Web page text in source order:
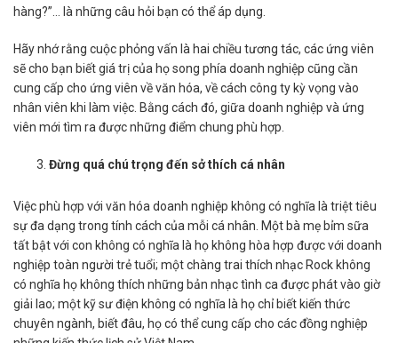
hàng?”… là những câu hỏi bạn có thể áp dụng.
Hãy nhớ rằng cuộc phỏng vấn là hai chiều tương tác, các ứng viên
sẽ cho bạn biết giá trị của họ song phía doanh nghiệp cũng cần
cung cấp cho ứng viên về văn hóa, về cách công ty kỳ vọng vào
nhân viên khi làm việc. Bằng cách đó, giữa doanh nghiệp và ứng
viên mới tìm ra được những điểm chung phù hợp.
Đừng quá chú trọng đến sở thích cá nhân
Việc phù hợp với văn hóa doanh nghiệp không có nghĩa là triệt tiêu
sự đa dạng trong tính cách của mỗi cá nhân. Một bà mẹ bỉm sữa
tất bật với con không có nghĩa là họ không hòa hợp được với doanh
nghiệp toàn người trẻ tuổi; một chàng trai thích nhạc Rock không
có nghĩa họ không thích những bản nhạc tình ca được phát vào giờ
giải lao; một kỹ sư điện không có nghĩa là họ chỉ biết kiến thức
chuyên ngành, biết đâu, họ có thể cung cấp cho các đồng nghiệp